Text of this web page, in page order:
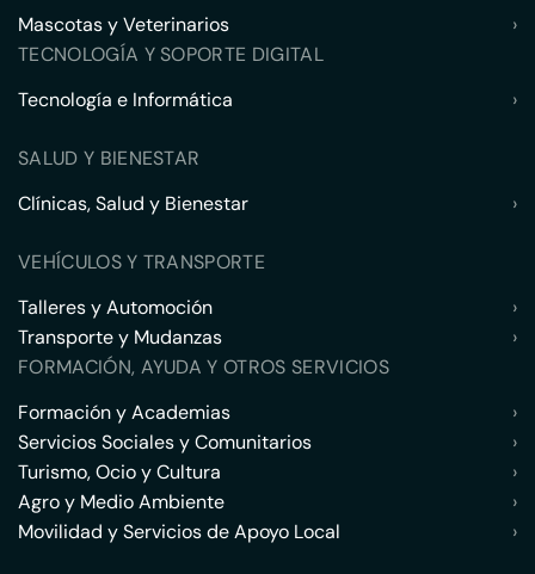
Mascotas y Veterinarios
›
TECNOLOGÍA Y SOPORTE DIGITAL
Tecnología e Informática
›
SALUD Y BIENESTAR
Clínicas, Salud y Bienestar
›
VEHÍCULOS Y TRANSPORTE
Talleres y Automoción
›
Transporte y Mudanzas
›
FORMACIÓN, AYUDA Y OTROS SERVICIOS
Formación y Academias
›
Servicios Sociales y Comunitarios
›
Turismo, Ocio y Cultura
›
Agro y Medio Ambiente
›
Movilidad y Servicios de Apoyo Local
›